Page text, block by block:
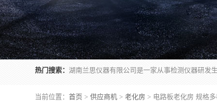
热门搜索：
当前位置： 首页 > 供应商机 > 老化房 > 电路板老化房 规格